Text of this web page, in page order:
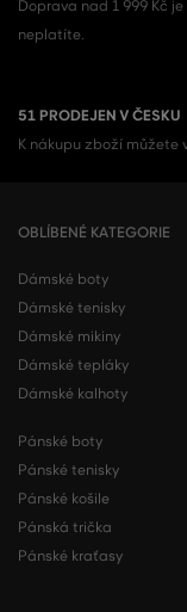
Doprava nad 1 999 Kč
neplatíte.
51 PRODEJEN V ČESKU
K nákupu zboží můžete
OBLÍBENÉ KATEGORIE
Dámské boty
Dámské tenisky
Dámské mikiny
Dámské tepláky
Dámské kalhoty
Pánské boty
Pánské tenisky
Pánské košile
Pánská trička
Pánské kraťasy